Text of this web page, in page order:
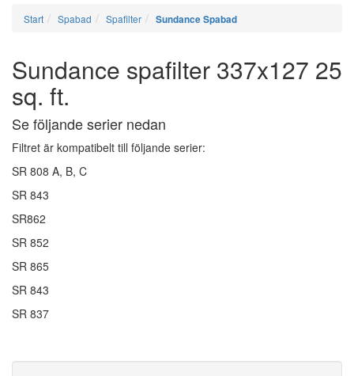
Start Spabad Spafilter Sundance Spabad
Sundance spafilter 337x127 25
sq. ft.
Se följande serier nedan
Filtret är kompatibelt till följande serier:
SR 808 A, B, C
SR 843
SR862
SR 852
SR 865
SR 843
SR 837